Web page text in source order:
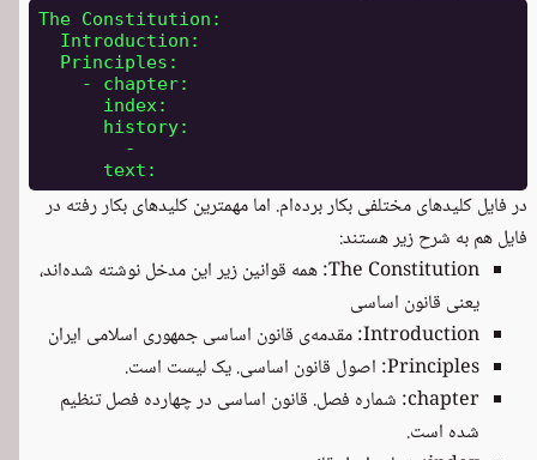
The Constitution :
Introduction :
Principles :
-
chapter:
index:
history:
-
text :
در فایل کلیدهای مختلفی بکار برده‌ام. اما مهمترین کلیدهای بکار رفته در
فایل هم به شرح زیر هستند:
The Constitution: همه قوانین زیر این مدخل نوشته شده‌اند،
یعنی قانون اساسی
Introduction: مقدمه‌ی قانون اساسی جمهوری اسلامی ایران
Principles: اصول قانون اساسی. یک لیست است.
chapter: شماره فصل. قانون اساسی در چهارده فصل تنظیم
شده است.